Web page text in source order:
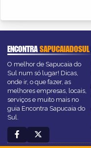
ENCONTRASAPUCAIADOSUL
O melhor de Sapucaia do
Sul num só lugar! Dicas,
onde ir, o que fazer, as
melhores empresas, locais,
serviços e muito mais no
guia Encontra Sapucaia do
Sul.